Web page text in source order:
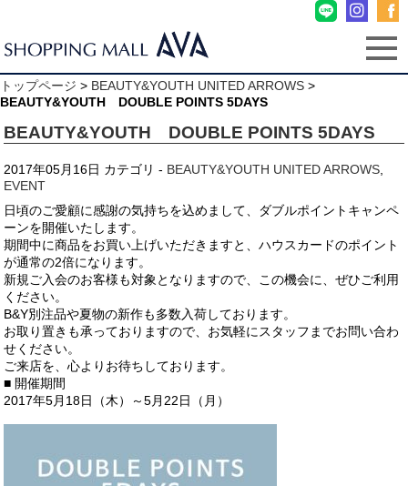
トップページ > BEAUTY&YOUTH UNITED ARROWS >
BEAUTY&YOUTH DOUBLE POINTS 5DAYS
BEAUTY&YOUTH DOUBLE POINTS 5DAYS
2017年05月16日 カテゴリ - BEAUTY&YOUTH UNITED ARROWS
EVENT
日頃のご愛顧に感謝の気持ちを込めまして、ダブルポイントキャンペ
ーンを開催いたします。
期間中に商品をお買い上げいただきますと、ハウスカードのポイント
が通常の2倍になります。
新規ご入会のお客様も対象となりますので、この機会に、ぜひご利用
ください。
B&Y別注品や夏物の新作も多数入荷しております。
お取り置きも承っておりますので、お気軽にスタッフまでお問い合わ
せください。
ご来店を、心よりお待ちしております。
■ 開催期間
2017年5月18日（木）～5月22日（月）